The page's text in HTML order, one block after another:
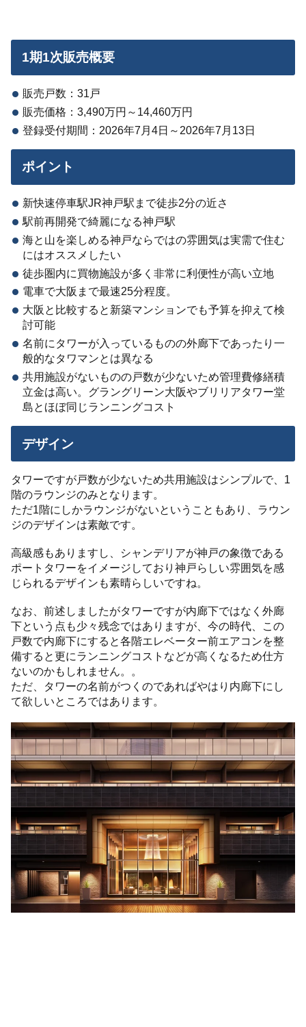
1期1次販売概要
販売戸数：31戸
販売価格：3,490万円～14,460万円
登録受付期間：2026年7月4日～2026年7月13日
ポイント
新快速停車駅JR神戸駅まで徒歩2分の近さ
駅前再開発で綺麗になる神戸駅
海と山を楽しめる神戸ならではの雰囲気は実需で住む
にはオススメしたい
徒歩圏内に買物施設が多く非常に利便性が高い立地
電車で大阪まで最速25分程度。
大阪と比較すると新築マンションでも予算を抑えて検
討可能
名前にタワーが入っているものの外廊下であったり一
般的なタワマンとは異なる
共用施設がないものの戸数が少ないため管理費修繕積
立金は高い。グラングリーン大阪やブリリアタワー堂
島とほぼ同じランニングコスト
デザイン
タワーですが戸数が少ないため共用施設はシンプルで、1
階のラウンジのみとなります。
ただ1階にしかラウンジがないということもあり、ラウン
ジのデザインは素敵です。
高級感もありますし、シャンデリアが神戸の象徴である
ポートタワーをイメージしており神戸らしい雰囲気を感
じられるデザインも素晴らしいですね。
なお、前述しましたがタワーですが内廊下ではなく外廊
下という点も少々残念ではありますが、今の時代、この
戸数で内廊下にすると各階エレベーター前エアコンを整
備すると更にランニングコストなどが高くなるため仕方
ないのかもしれません。。
ただ、タワーの名前がつくのであればやはり内廊下にし
て欲しいところではあります。